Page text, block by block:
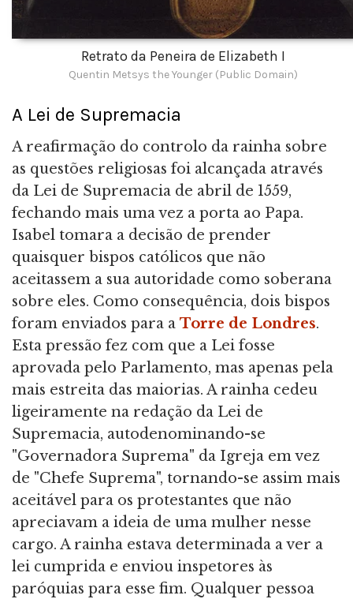
Retrato da Peneira de Elizabeth I
Quentin Metsys the Younger (Public Domain)
A Lei de Supremacia
A reafirmação do controlo da rainha sobre
as questões religiosas foi alcançada através
da Lei de Supremacia de abril de 1559,
fechando mais uma vez a porta ao Papa.
Isabel tomara a decisão de prender
quaisquer bispos católicos que não
aceitassem a sua autoridade como soberana
sobre eles. Como consequência, dois bispos
foram enviados para a Torre de Londres.
Esta pressão fez com que a Lei fosse
aprovada pelo Parlamento, mas apenas pela
mais estreita das maiorias. A rainha cedeu
ligeiramente na redação da Lei de
Supremacia, autodenominando-se
"Governadora Suprema" da Igreja em vez
de "Chefe Suprema", tornando-se assim mais
aceitável para os protestantes que não
apreciavam a ideia de uma mulher nesse
cargo. A rainha estava determinada a ver a
lei cumprida e enviou inspetores às
paróquias para esse fim. Qualquer pessoa